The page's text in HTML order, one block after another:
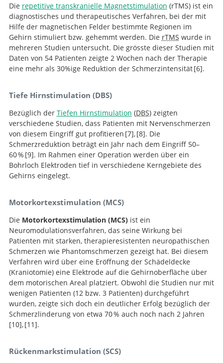
Die repetitive transkranielle Magnetstimulation (rTMS) ist ein
diagnostisches und therapeutisches Verfahren, bei der mit
Hilfe der magnetischen Felder bestimmte Regionen im
Gehirn stimuliert bzw. gehemmt werden. Die rTMS wurde in
mehreren Studien untersucht. Die grösste dieser Studien mit
Daten von 54 Patienten zeigte 2 Wochen nach der Therapie
eine mehr als 30%ige Reduktion der Schmerzintensität 6
Repetitive Transcranial Magnetic Stimulation for
Blinded, Randomized, Sham-Controlled Trial.
.
Tiefe Hirnstimulation (DBS)
Bezüglich der Tiefen Hirnstimulation (DBS) zeigten
verschiedene Studien, dass Patienten mit Nervenschmerzen
von diesem Eingriff gut profitieren 7
Deep brain stimulation
for chronic pain.
, 8
Deep Brain Stimulation for Chronic Pain.
. Die
Schmerzreduktion beträgt ein Jahr nach dem Eingriff 50–
60 % 9
Thalamic
sensory relay nucleus stimulation for the treatment of
. Im Rahmen einer Operation werden über ein
Bohrloch Elektroden tief in verschiedene Kerngebiete des
Gehirns eingelegt.
Motorkortexstimulation (MCS)
Die Motorkortexstimulation (MCS)ist ein
Neuromodulationsverfahren, das seine Wirkung bei
Patienten mit starken, therapieresistenten neuropathischen
Schmerzen wie Phantomschmerzen gezeigt hat. Bei diesem
Verfahren wird über eine Eröffnung der Schädeldecke
(Kraniotomie) eine Elektrode auf die Gehirnoberfläche über
dem motorischen Areal platziert. Obwohl die Studien nur mit
wenigen Patienten (12 bzw. 3 Patienten) durchgeführt
wurden, zeigte sich doch ein deutlicher Erfolg bezüglich der
Schmerzlinderung von etwa 70 % auch noch nach 2 Jahren
10
stimulation of primary motor cortex within the central
, 11
stimulation for phantom limb pain: correlations
.
Rückenmarkstimulation (SCS)